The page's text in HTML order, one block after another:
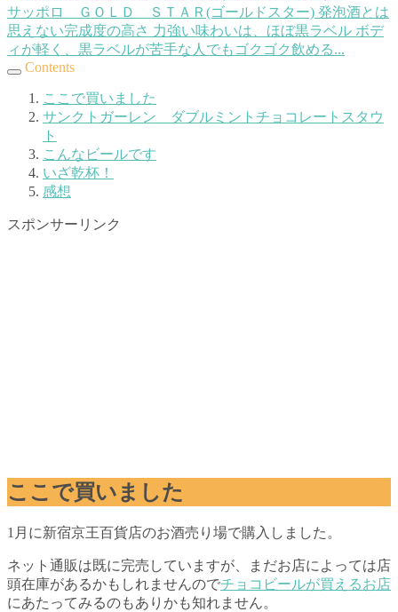
サッポロ ＧＯＬＤ ＳＴＡＲ(ゴールドスター) 発泡酒とは
思えない完成度の高さ 力強い味わいは、ほぼ黒ラベル ボデ
ィが軽く、黒ラベルが苦手な人でもゴクゴク飲める...
Contents
ここで買いました
サンクトガーレン ダブルミントチョコレートスタウ
ト
こんなビールです
いざ乾杯！
感想
スポンサーリンク
ここで買いました
1月に新宿京王百貨店のお酒売り場で購入しました。
ネット通販は既に完売していますが、まだお店によっては店
頭在庫があるかもしれませんのでチョコビールが買えるお店
にあたってみるのもありかも知れません。